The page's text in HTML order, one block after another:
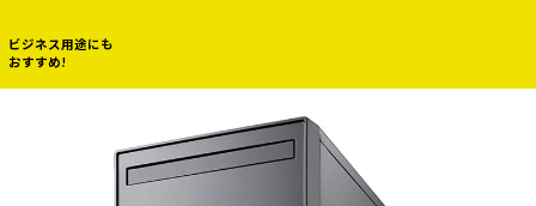
ビジネス用途にも
おすすめ!